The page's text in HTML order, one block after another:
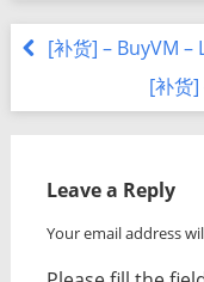
[补货] – BuyVM –
[补货]
Leave a Reply
Your email address